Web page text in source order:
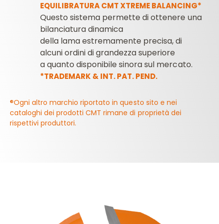
EQUILIBRATURA CMT XTREME BALANCING*
Questo sistema permette di ottenere una
bilanciatura dinamica
della lama estremamente precisa, di
alcuni ordini di grandezza superiore
a quanto disponibile sinora sul mercato.
*TRADEMARK & INT. PAT. PEND.
®Ogni altro marchio riportato in questo sito e nei
cataloghi dei prodotti CMT rimane di proprietà dei
rispettivi produttori.